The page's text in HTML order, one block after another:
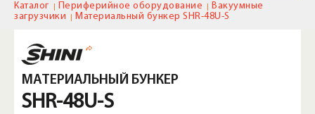
Каталог Периферийное оборудование
Вакуумные
загрузчики
Материальный бункер SHR-48U-S
МАТЕРИАЛЬНЫЙ БУНКЕР
SHR-48U-S